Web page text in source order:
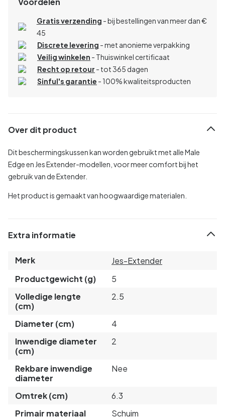
Gratis verzending - bij bestellingen van meer dan €
45
Discrete levering - met anonieme verpakking
Veilig winkelen - Thuiswinkel certificaat
Recht op retour - tot 365 dagen
Sinful's garantie - 100% kwaliteitsproducten
Over dit product
Dit beschermingskussen kan worden gebruikt met alle Male
Edge en Jes Extender-modellen, voor meer comfort bij het
gebruik van de Extender.
Het product is gemaakt van hoogwaardige materialen.
Extra informatie
Merk
Jes-Extender
Productgewicht (g)
5
Volledige lengte
(cm)
2.5
Diameter (cm)
4
Inwendige diameter
(cm)
2
Rekbare inwendige
diameter
Nee
Omtrek (cm)
6.3
Primair materiaal
Schuim